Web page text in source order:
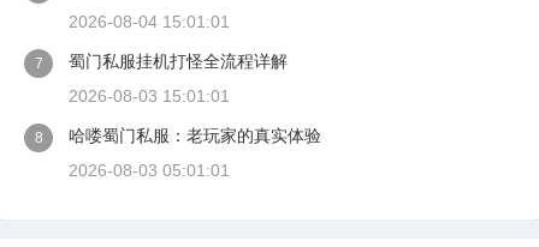
2026-08-04 15:01:01
7
蜀门私服挂机打怪全流程详解
2026-08-03 15:01:01
8
哈喽蜀门私服：老玩家的真实体验
2026-08-03 05:01:01